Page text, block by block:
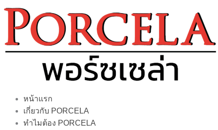
content
หน้าแรก
เกี่ยวกับ PORCELA
ทำไมต้อง PORCELA